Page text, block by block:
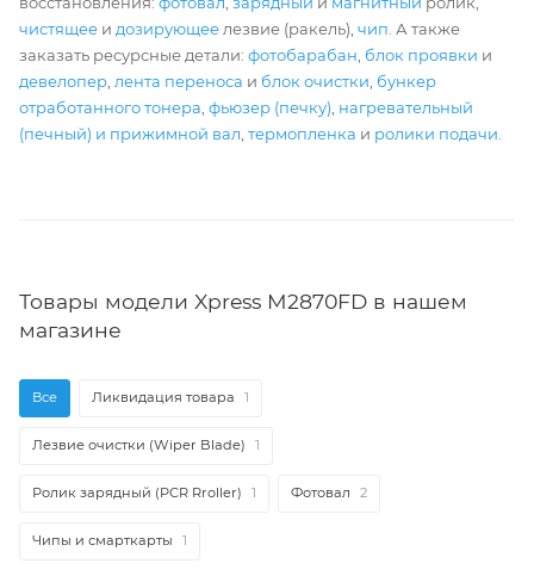
чистящее и дозирующее лезвие (ракель), чип . А также
заказать ресурсные детали: фотобарабан блок проявки и
девелопер лента переноса и блок очистки бункер
отработанного тонера фьюзер (печку) нагревательный
(печный) и прижимной вал термопленка и ролики подачи
Товары модели Xpress M2870FD в нашем
магазине
Все Ликвидация товара 1
Лезвие очистки (Wiper Blade) 1
Ролик зарядный (PCR Rroller) 1 Фотовал 2
Чипы и смарткарты 1